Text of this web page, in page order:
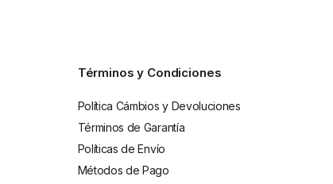
Términos y Condiciones
Política Cámbios y Devoluciones
Términos de Garantía
Políticas de Envío
Métodos de Pago